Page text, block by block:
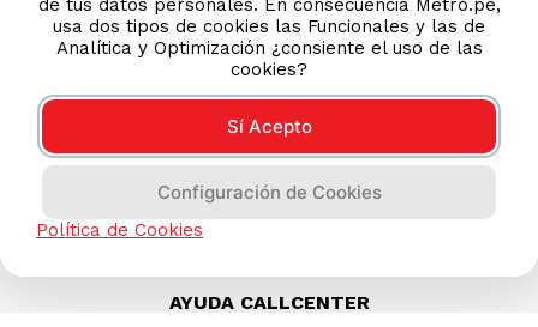
AYUDA CALLCENTER
de tus datos personales. En consecuencia Metro.pe,
usa dos tipos de cookies las Funcionales y las de
Analítica y Optimización ¿consiente el uso de las
cookies?
Sí Acepto
Configuración de Cookies
Política de Cookies